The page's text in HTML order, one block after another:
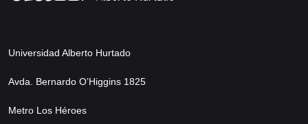
Universidad Alberto Hurtado
Avda. Bernardo O’Higgins 1825
Metro Los Héroes